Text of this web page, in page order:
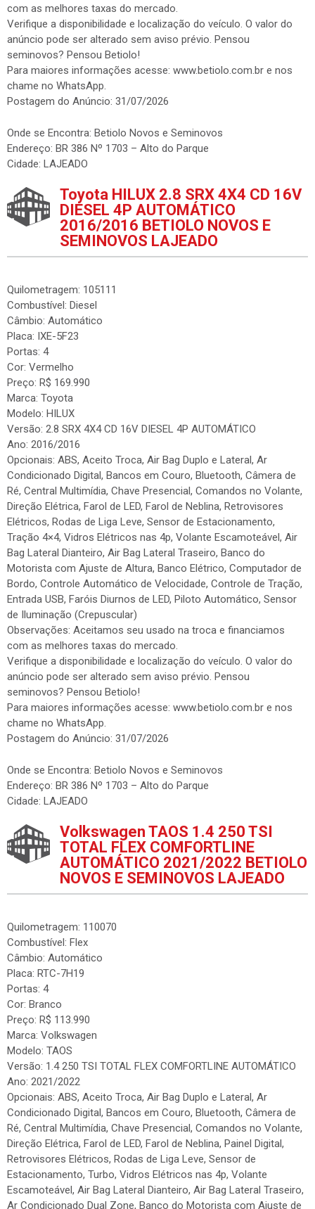
com as melhores taxas do mercado.
Verifique a disponibilidade e localização do veículo. O valor do
anúncio pode ser alterado sem aviso prévio. Pensou
seminovos? Pensou Betiolo!
Para maiores informações acesse: www.betiolo.com.br e nos
chame no WhatsApp.
Postagem do Anúncio: 31/07/2026
Onde se Encontra: Betiolo Novos e Seminovos
Endereço: BR 386 Nº 1703 – Alto do Parque
Cidade: LAJEADO
Toyota HILUX 2.8 SRX 4X4 CD 16V
DIESEL 4P AUTOMÁTICO
2016/2016 BETIOLO NOVOS E
SEMINOVOS LAJEADO
Quilometragem: 105111
Combustível: Diesel
Câmbio: Automático
Placa: IXE-5F23
Portas: 4
Cor: Vermelho
Preço: R$ 169.990
Marca: Toyota
Modelo: HILUX
Versão: 2.8 SRX 4X4 CD 16V DIESEL 4P AUTOMÁTICO
Ano: 2016/2016
Opcionais: ABS, Aceito Troca, Air Bag Duplo e Lateral, Ar
Condicionado Digital, Bancos em Couro, Bluetooth, Câmera de
Ré, Central Multimídia, Chave Presencial, Comandos no Volante,
Direção Elétrica, Farol de LED, Farol de Neblina, Retrovisores
Elétricos, Rodas de Liga Leve, Sensor de Estacionamento,
Tração 4×4, Vidros Elétricos nas 4p, Volante Escamoteável, Air
Bag Lateral Dianteiro, Air Bag Lateral Traseiro, Banco do
Motorista com Ajuste de Altura, Banco Elétrico, Computador de
Bordo, Controle Automático de Velocidade, Controle de Tração,
Entrada USB, Faróis Diurnos de LED, Piloto Automático, Sensor
de Iluminação (Crepuscular)
Observações: Aceitamos seu usado na troca e financiamos
com as melhores taxas do mercado.
Verifique a disponibilidade e localização do veículo. O valor do
anúncio pode ser alterado sem aviso prévio. Pensou
seminovos? Pensou Betiolo!
Para maiores informações acesse: www.betiolo.com.br e nos
chame no WhatsApp.
Postagem do Anúncio: 31/07/2026
Onde se Encontra: Betiolo Novos e Seminovos
Endereço: BR 386 Nº 1703 – Alto do Parque
Cidade: LAJEADO
Volkswagen TAOS 1.4 250 TSI
TOTAL FLEX COMFORTLINE
AUTOMÁTICO 2021/2022 BETIOLO
NOVOS E SEMINOVOS LAJEADO
Quilometragem: 110070
Combustível: Flex
Câmbio: Automático
Placa: RTC-7H19
Portas: 4
Cor: Branco
Preço: R$ 113.990
Marca: Volkswagen
Modelo: TAOS
Versão: 1.4 250 TSI TOTAL FLEX COMFORTLINE AUTOMÁTICO
Ano: 2021/2022
Opcionais: ABS, Aceito Troca, Air Bag Duplo e Lateral, Ar
Condicionado Digital, Bancos em Couro, Bluetooth, Câmera de
Ré, Central Multimídia, Chave Presencial, Comandos no Volante,
Direção Elétrica, Farol de LED, Farol de Neblina, Painel Digital,
Retrovisores Elétricos, Rodas de Liga Leve, Sensor de
Estacionamento, Turbo, Vidros Elétricos nas 4p, Volante
Escamoteável, Air Bag Lateral Dianteiro, Air Bag Lateral Traseiro,
Ar Condicionado Dual Zone, Banco do Motorista com Ajuste de